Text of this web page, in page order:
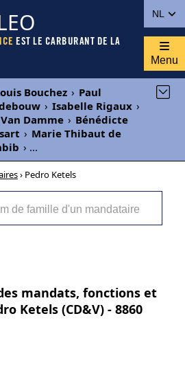
NL
EST LE CARBURANT DE LA
Menu
Bouchez › Paul
› Isabelle Rigaux ›
Damme › Bénédicte
› Marie Thibaut de
› ...
› Pedro Ketels
mandats, fonctions et
Ketels (CD&V) - 8860